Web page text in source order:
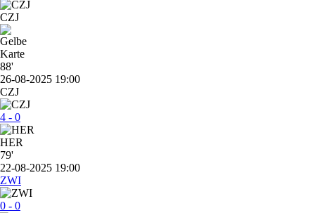
CZJ
88'
26-08-2025 19:00
CZJ
4 - 0
HER
79'
22-08-2025 19:00
ZWI
0 - 0